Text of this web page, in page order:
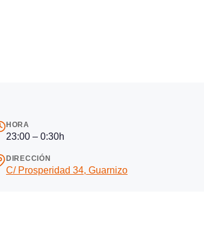
HORA
23:00 – 0:30h
DIRECCIÓN
C/ Prosperidad 34, Guarnizo